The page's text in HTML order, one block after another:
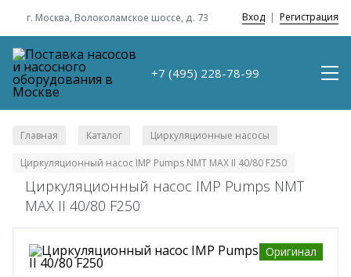
г. Москва, Волоколамское шоссе, д. 73 Вход | Регистрация
+7 (495) 228-78-99
Главная Каталог Циркуляционные насосы
Циркуляционный насос IMP Pumps NMT MAX II 40/80 F250
Циркуляционный насос IMP Pumps NMT
MAX II 40/80 F250
Оригинал